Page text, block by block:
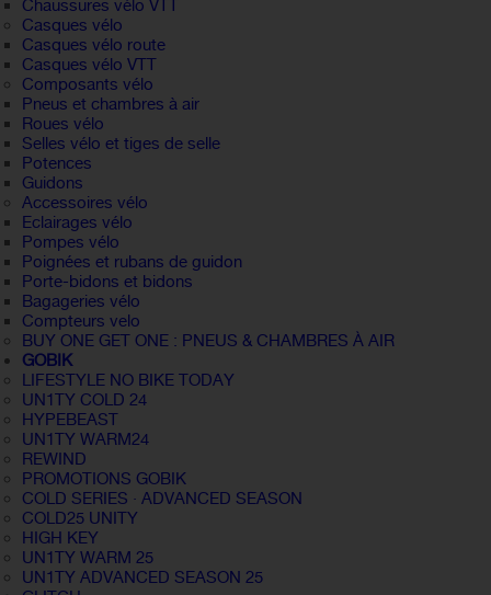
Chaussures vélo VTT
Casques vélo
Casques vélo route
Casques vélo VTT
Composants vélo
Pneus et chambres à air
Roues vélo
Selles vélo et tiges de selle
Potences
Guidons
Accessoires vélo
Eclairages vélo
Pompes vélo
Poignées et rubans de guidon
Porte-bidons et bidons
Bagageries vélo
Compteurs velo
BUY ONE GET ONE : PNEUS & CHAMBRES À AIR
GOBIK
LIFESTYLE NO BIKE TODAY
UN1TY COLD 24
HYPEBEAST
UN1TY WARM24
REWIND
PROMOTIONS GOBIK
COLD SERIES · ADVANCED SEASON
COLD25 UNITY
HIGH KEY
UN1TY WARM 25
UN1TY ADVANCED SEASON 25